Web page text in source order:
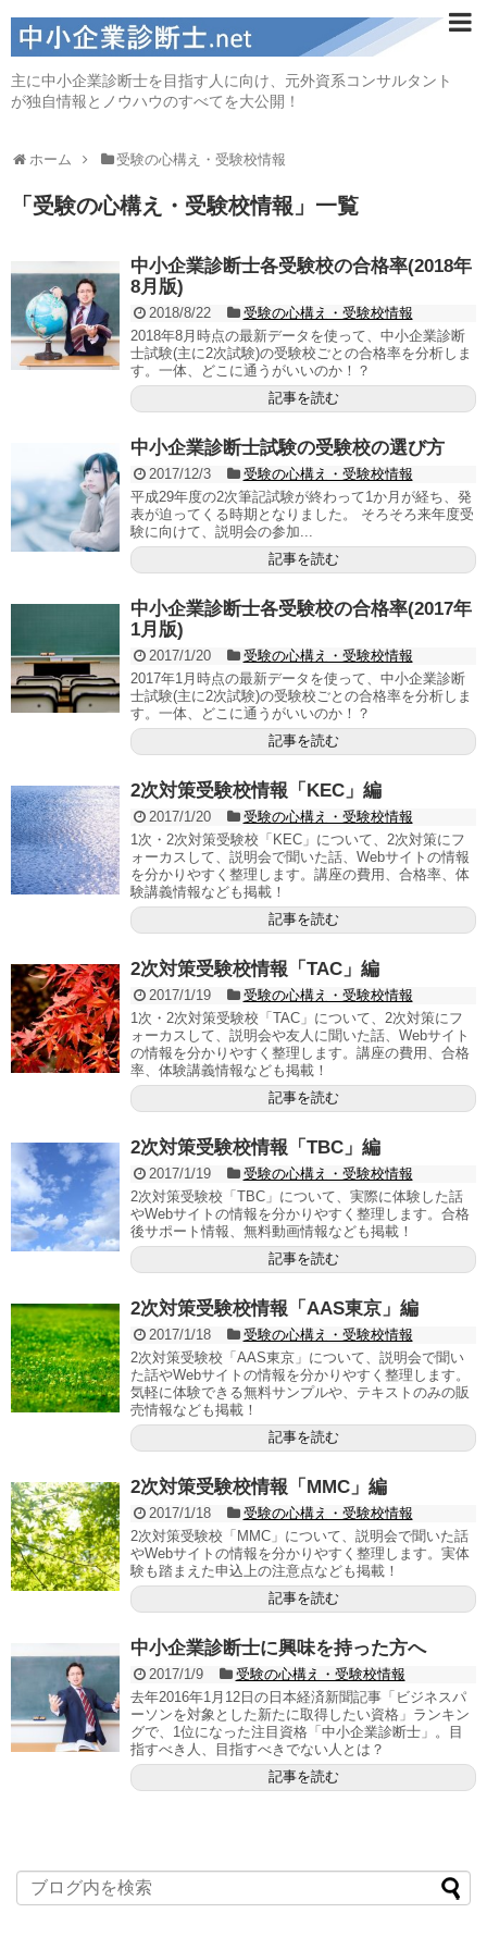
主に中小企業診断士を目指す人に向け、元外資系コンサルタント
が独自情報とノウハウのすべてを大公開！
ホーム 受験の心構え・受験校情報
「受験の心構え・受験校情報 」 一覧
中小企業診断士各受験校の合格率(2018年
8月版)
2018/8/22
受験の心構え・受験校情報
2018年8月時点の最新データを使って、中小企業診断
士試験(主に2次試験)の受験校ごとの合格率を分析しま
す。一体、どこに通うがいいのか！？
記事を読む
中小企業診断士試験の受験校の選び方
2017/12/3
受験の心構え・受験校情報
平成29年度の2次筆記試験が終わって1か月が経ち、発
表が迫ってくる時期となりました。 そろそろ来年度受
験に向けて、説明会の参加...
記事を読む
中小企業診断士各受験校の合格率(2017年
1月版)
2017/1/20
受験の心構え・受験校情報
2017年1月時点の最新データを使って、中小企業診断
士試験(主に2次試験)の受験校ごとの合格率を分析しま
す。一体、どこに通うがいいのか！？
記事を読む
2次対策受験校情報「KEC」編
2017/1/20
受験の心構え・受験校情報
1次・2次対策受験校「KEC」について、2次対策にフ
ォーカスして、説明会で聞いた話、Webサイトの情報
を分かりやすく整理します。講座の費用、合格率、体
験講義情報なども掲載！
記事を読む
2次対策受験校情報「TAC」編
2017/1/19
受験の心構え・受験校情報
1次・2次対策受験校「TAC」について、2次対策にフ
ォーカスして、説明会や友人に聞いた話、Webサイト
の情報を分かりやすく整理します。講座の費用、合格
率、体験講義情報なども掲載！
記事を読む
2次対策受験校情報「TBC」編
2017/1/19
受験の心構え・受験校情報
2次対策受験校「TBC」について、実際に体験した話
やWebサイトの情報を分かりやすく整理します。合格
後サポート情報、無料動画情報なども掲載！
記事を読む
2次対策受験校情報「AAS東京」編
2017/1/18
受験の心構え・受験校情報
2次対策受験校「AAS東京」について、説明会で聞い
た話やWebサイトの情報を分かりやすく整理します。
気軽に体験できる無料サンプルや、テキストのみの販
売情報なども掲載！
記事を読む
2次対策受験校情報「MMC」編
2017/1/18
受験の心構え・受験校情報
2次対策受験校「MMC」について、説明会で聞いた話
やWebサイトの情報を分かりやすく整理します。実体
験も踏まえた申込上の注意点なども掲載！
記事を読む
中小企業診断士に興味を持った方へ
2017/1/9
受験の心構え・受験校情報
去年2016年1月12日の日本経済新聞記事「ビジネスパ
ーソンを対象とした新たに取得したい資格」ランキン
グで、1位になった注目資格「中小企業診断士」。目
指すべき人、目指すべきでない人とは？
記事を読む